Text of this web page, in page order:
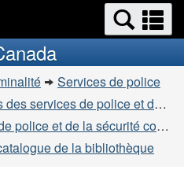
au
contenu
principal
à
la
version
HTML
simplifiée
et
Services de police
police et de la sécurité communautaire
et de la sécurité communautaire
de la bibliothèque